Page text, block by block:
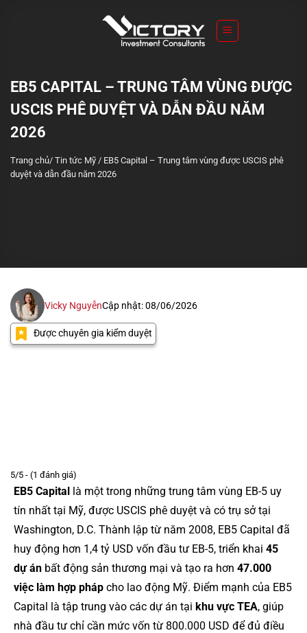
EB5 CAPITAL – TRUNG TÂM VÙNG ĐƯỢC
USCIS PHÊ DUYỆT VÀ DẪN ĐẦU NĂM
2026
Trang chủ/ Tin tức Mỹ / EB5 Capital – Trung tâm vùng được USCIS phê
duyệt và dẫn đầu năm 2026
Vicky NguyễnCập nhật: 08/06/2026
Được chuyên gia kiểm duyệt
5/5 - (1 đánh giá)
EB5 Capital là một trong những trung tâm vùng EB-5 uy
tín nhất tại Mỹ, được USCIS phê duyệt và có trụ sở tại
Washington, D.C. Thành lập từ năm 2008, EB5 Capital đã
huy động hơn 1,4 tỷ USD vốn đầu tư EB-5, triển khai 45
dự án bất động sản thương mại và tạo ra hơn 47.000
việc làm hợp pháp cho lao động Mỹ. Điểm mạnh của EB5
Capital là tập trung vào các dự án tại khu vực TEA, giúp
nhà đầu tư chỉ cần mức vốn từ 800.000 USD để đủ điều